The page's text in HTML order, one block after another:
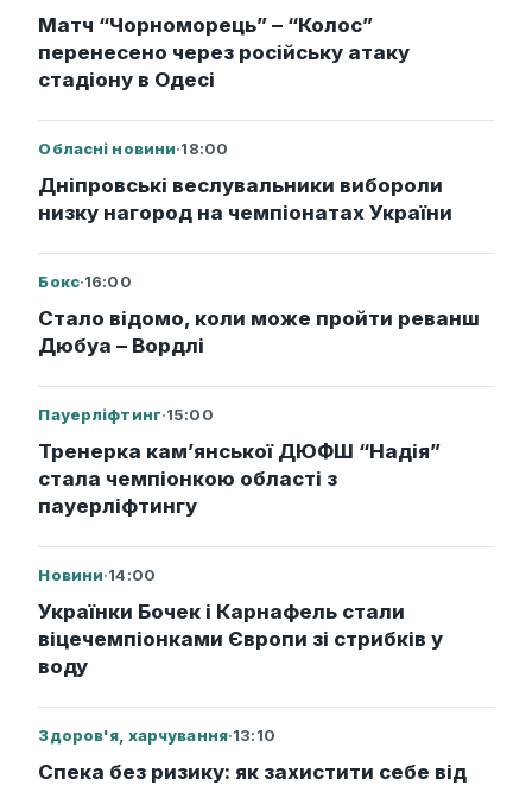
Матч “Чорноморець” – “Колос”
перенесено через російську атаку
стадіону в Одесі
Обласні новини·18:00
Дніпровські веслувальники вибороли
низку нагород на чемпіонатах України
Бокс·16:00
Стало відомо, коли може пройти реванш
Дюбуа – Вордлі
Пауерліфтинг·15:00
Тренерка кам’янської ДЮФШ “Надія”
стала чемпіонкою області з
пауерліфтингу
Новини·14:00
Українки Бочек і Карнафель стали
віцечемпіонками Європи зі стрибків у
воду
Здоров'я, харчування·13:10
Спека без ризику: як захистити себе від